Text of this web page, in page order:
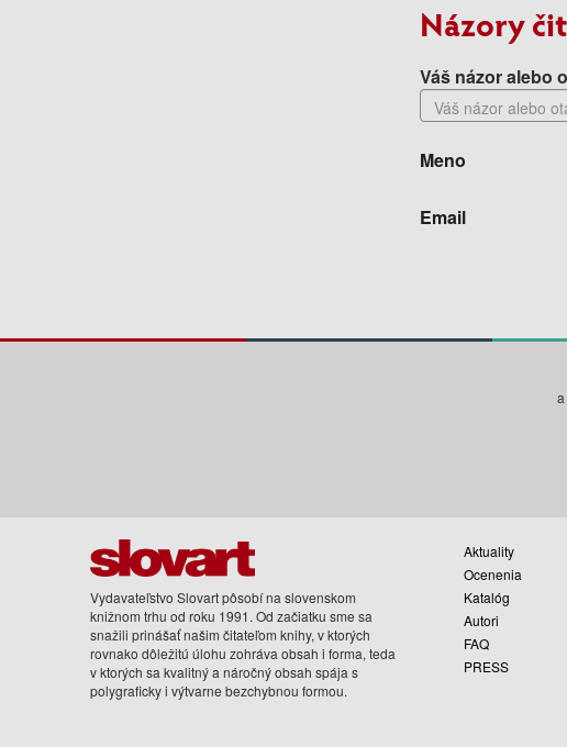
Názory
Váš názor alebo
Meno
Email
Vydavateľstvo Slovart pôsobí na slovenskom
knižnom trhu od roku 1991. Od začiatku sme sa
snažili prinášať našim čitateľom knihy, v ktorých
rovnako dôležitú úlohu zohráva obsah i forma, teda
v ktorých sa kvalitný a náročný obsah spája s
polygraficky i výtvarne bezchybnou formou.
Aktuality
Ocenenia
Katalóg
Autori
FAQ
PRESS